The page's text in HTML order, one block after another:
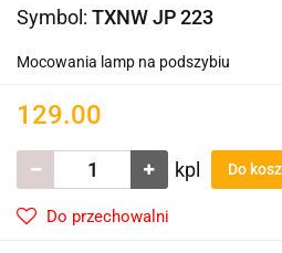
Symbol: TXNW JP 223
Mocowania lamp na podszybiu
129.00
kpl Do
Do przechowalni